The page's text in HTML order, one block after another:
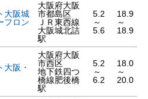
大阪城
フロン
大阪府大阪
市都島区
ＪＲ東西線
大阪城北詰
駅
5.2
～
5.6
18.9
～
18.9
大阪・
大阪府大阪
市西区
地下鉄四つ
橋線肥後橋
駅
5.2
～
6.2
18.0
～
20.0